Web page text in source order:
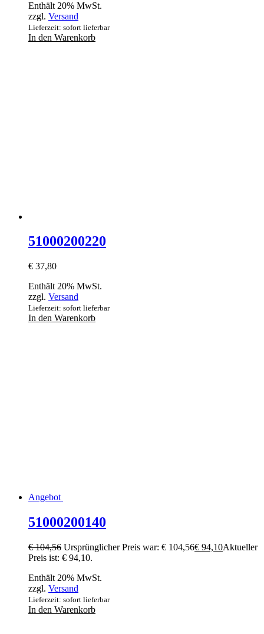
Enthält 20% MwSt.
zzgl. Versand
Lieferzeit: sofort lieferbar
In den Warenkorb
51000200220
€ 37,80
Enthält 20% MwSt.
zzgl. Versand
Lieferzeit: sofort lieferbar
In den Warenkorb
Angebot
51000200140
€104,56 Ursprünglicher Preis war: € 104,56€ 94,10Aktueller
Preis ist: € 94,10.
Enthält 20% MwSt.
zzgl. Versand
Lieferzeit: sofort lieferbar
In den Warenkorb